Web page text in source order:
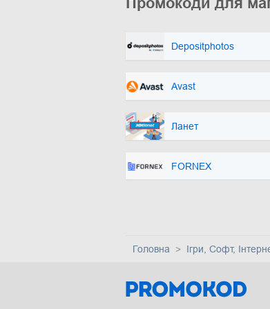
Depositphotos
Avast
Ланет
FORNEX
Головна Ігри, Софт,